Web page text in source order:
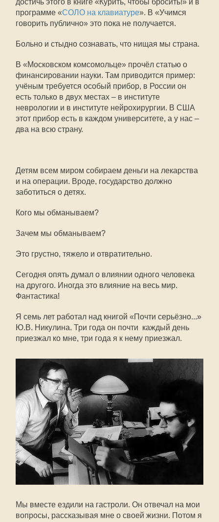
достичь этого в книге «Курить, чтобы бросить!» и в
программе «СОЛО на клавиатуре». В «Учимся
говорить публично» это пока не получается.
Больно и стыдно сознавать, что нищая мы страна.
В «Московском комсомольце» прочёл статью о
финансировании науки. Там приводится пример:
учёным требуется особый прибор, в России он
есть только в двух местах – в институте
неврологии и в институте нейрохирургии. В США
этот прибор есть в каждом университете, а у нас –
два на всю страну.
Детям всем миром собираем деньги на лекарства
и на операции. Вроде, государство должно
заботиться о детях.
Кого мы обманываем?
Зачем мы обманываем?
Это грустно, тяжело и отвратительно.
Сегодня опять думал о влиянии одного человека
на другого. Иногда это влияние на весь мир.
Фантастика!
Я семь лет работал над книгой «Почти серьёзно...»
Ю.В. Никулина. Три года он почти каждый день
приезжал ко мне, три года я к нему приезжал.
Мы вместе ездили на гастроли. Он отвечал на мои
вопросы, рассказывая мне о своей жизни. Потом я